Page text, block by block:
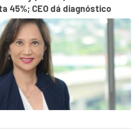
45%; CEO dá diagnóstico